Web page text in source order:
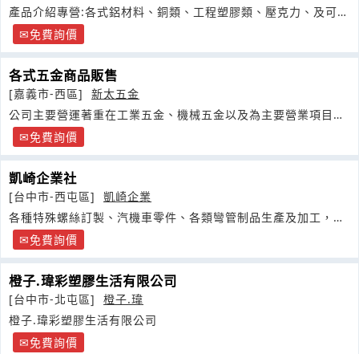
產品介紹專營:各式鋁材料、銅類、工程塑膠類、壓克力、及可代
加工品項
免費詢價
各式五金商品販售
[嘉義市-西區]
新太五金
公司主要營運著重在工業五金、機械五金以及為主要營業項目，
還有一些客製化定做商品
免費詢價
凱崎企業社
[台中市-西屯區]
凱崎企業
各種特殊螺絲訂製、汽機車零件、各類彎管制品生產及加工，以
及配合客戶特殊需求製造
免費詢價
橙子.瑋彩塑膠生活有限公司
[台中市-北屯區]
橙子.瑋
橙子.瑋彩塑膠生活有限公司
免費詢價